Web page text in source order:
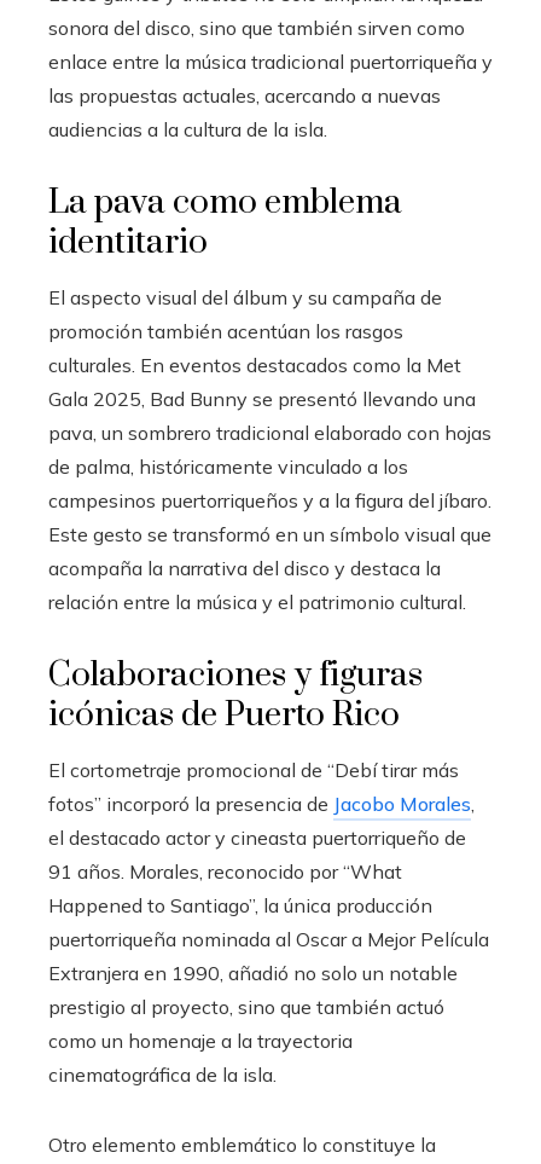
sonora del disco, sino que también sirven como
enlace entre la música tradicional puertorriqueña y
las propuestas actuales, acercando a nuevas
audiencias a la cultura de la isla.
La pava como emblema
identitario
El aspecto visual del álbum y su campaña de
promoción también acentúan los rasgos
culturales. En eventos destacados como la Met
Gala 2025, Bad Bunny se presentó llevando una
pava, un sombrero tradicional elaborado con hojas
de palma, históricamente vinculado a los
campesinos puertorriqueños y a la figura del jíbaro.
Este gesto se transformó en un símbolo visual que
acompaña la narrativa del disco y destaca la
relación entre la música y el patrimonio cultural.
Colaboraciones y figuras
icónicas de Puerto Rico
El cortometraje promocional de “Debí tirar más
fotos” incorporó la presencia de Jacobo Morales
el destacado actor y cineasta puertorriqueño de
91 años. Morales, reconocido por “What
Happened to Santiago”, la única producción
puertorriqueña nominada al Oscar a Mejor Película
Extranjera en 1990, añadió no solo un notable
prestigio al proyecto, sino que también actuó
como un homenaje a la trayectoria
cinematográfica de la isla.
Otro elemento emblemático lo constituye la